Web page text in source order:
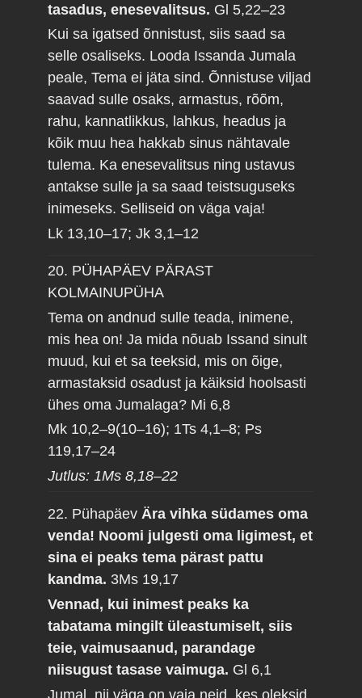
tasadus, enesevalitsus. Gl 5,22–23
Kui sa igatsed õnnistust, siis saad sa
selle osaliseks. Looda Issanda Jumala
peale, Tema ei jäta sind. Õnnistuse viljad
saavad sulle osaks, armastus, rõõm,
rahu, kannatlikkus, lahkus, headus ja
kõik muu hea hakkab sinus nähtavale
tulema. Ka enesevalitsus ning ustavus
antakse sulle ja sa saad teistsuguseks
inimeseks. Selliseid on väga vaja!
Lk 13,10–17; Jk 3,1–12
20. PÜHAPÄEV PÄRAST
KOLMAINUPÜHA
Tema on andnud sulle teada, inimene,
mis hea on! Ja mida nõuab Issand sinult
muud, kui et sa teeksid, mis on õige,
armastaksid osadust ja käiksid hoolsasti
ühes oma Jumalaga? Mi 6,8
Mk 10,2–9(10–16); 1Ts 4,1–8; Ps
119,17–24
Jutlus: 1Ms 8,18–22
22. PühapäevÄra vihka südames oma
venda! Noomi julgesti oma ligimest, et
sina ei peaks tema pärast pattu
kandma. 3Ms 19,17
Vennad, kui inimest peaks ka
tabatama mingilt üleastumiselt, siis
teie, vaimusaanud, parandage
niisugust tasase vaimuga. Gl 6,1
Jumal, nii väga on vaja neid, kes oleksid